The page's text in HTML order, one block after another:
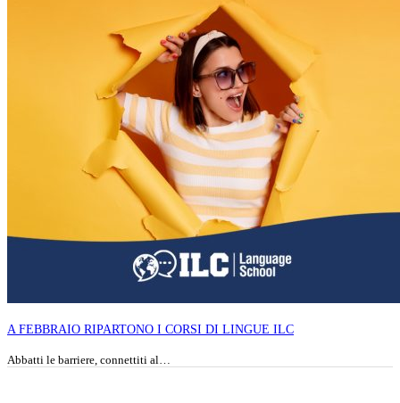
A FEBBRAIO RIPARTONO I CORSI DI LINGUE ILC
Abbatti le barriere, connettiti al…